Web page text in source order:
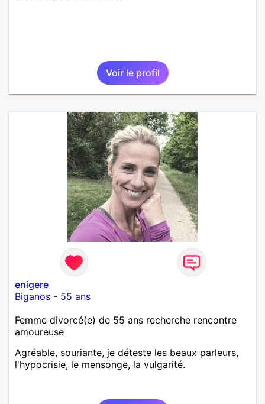
Voir le profil
enigere
Biganos - 55 ans
Femme divorcé(e) de 55 ans recherche rencontre
amoureuse
Agréable, souriante, je déteste les beaux parleurs,
l'hypocrisie, le mensonge, la vulgarité.